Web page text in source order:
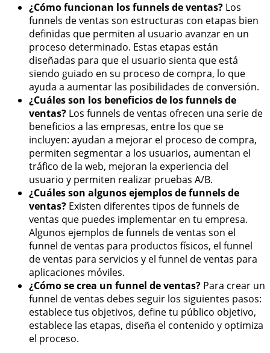
¿Cómo funcionan los funnels de ventas? Los
funnels de ventas son estructuras con etapas bien
definidas que permiten al usuario avanzar en un
proceso determinado. Estas etapas están
diseñadas para que el usuario sienta que está
siendo guiado en su proceso de compra, lo que
ayuda a aumentar las posibilidades de conversión.
¿Cuáles son los beneficios de los funnels de
ventas? Los funnels de ventas ofrecen una serie de
beneficios a las empresas, entre los que se
incluyen: ayudan a mejorar el proceso de compra,
permiten segmentar a los usuarios, aumentan el
tráfico de la web, mejoran la experiencia del
usuario y permiten realizar pruebas A/B.
¿Cuáles son algunos ejemplos de funnels de
ventas? Existen diferentes tipos de funnels de
ventas que puedes implementar en tu empresa.
Algunos ejemplos de funnels de ventas son el
funnel de ventas para productos físicos, el funnel
de ventas para servicios y el funnel de ventas para
aplicaciones móviles.
¿Cómo se crea un funnel de ventas? Para crear un
funnel de ventas debes seguir los siguientes pasos:
establece tus objetivos, define tu público objetivo,
establece las etapas, diseña el contenido y optimiza
el proceso.